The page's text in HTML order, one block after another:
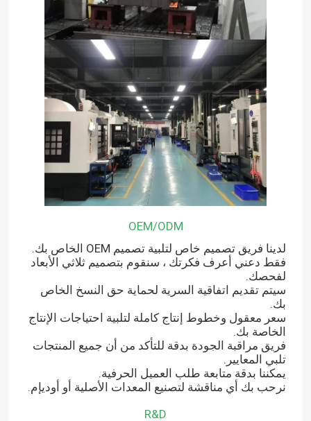
OEM/ODM
لدينا فريق تصميم خاص لتلبية تصميم OEM الخاص بك.
فقط دعني أعرف فكرتك ، سنقوم بتصميم ثلاثي الأبعاد
لفحصك.
سيتم تقديم اتفاقية السرية لحماية حق النسخ الخاص
بك.
سعر معقول وخطوط إنتاج كاملة لتلبية احتياجات الإنتاج
الخاصة بك.
فريق مراقبة الجودة بدقة للتأكد من أن جميع المنتجات
تلبي المعايير.
يمكننا بدقة متابعة طلب العميل الحرفية.
نرحب بك أي مناقشة لتصنيع المعدات الأصلية أو أوديإم.
R&D